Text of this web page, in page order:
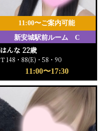
新安城駅前ルーム C
11:00〜ご案内可能
はんな 22歳
Ｔ148・88(E)・58・90
11:00〜17:30